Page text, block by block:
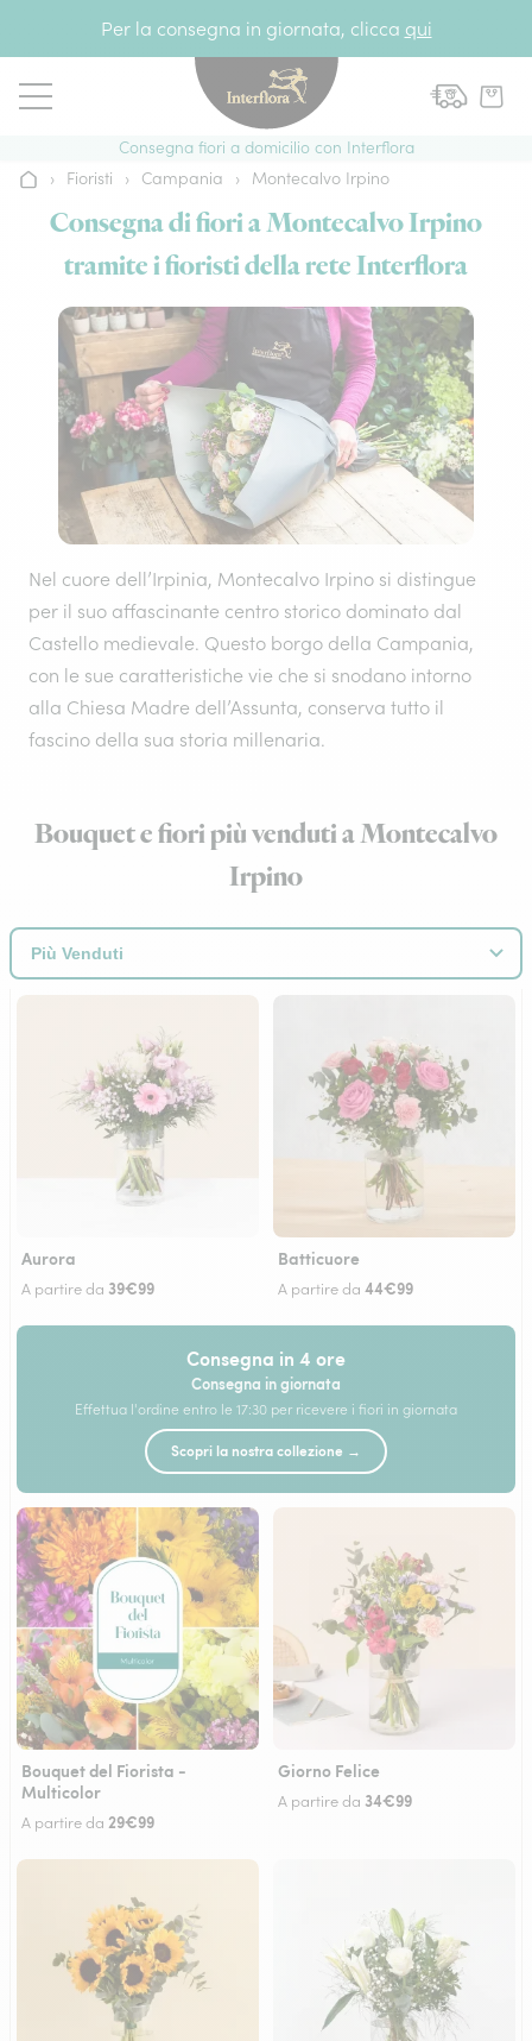
Per la consegna in giornata, clicca qui
Consegna fiori a domicilio con Interflora
Home› Fioristi › Campania › Montecalvo Irpino
Consegna di fiori a Montecalvo Irpino
tramite i fioristi della rete Interflora
Nel cuore dell’Irpinia, Montecalvo Irpino si distingue
per il suo affascinante centro storico dominato dal
Castello medievale. Questo borgo della Campania,
con le sue caratteristiche vie che si snodano intorno
alla Chiesa Madre dell’Assunta, conserva tutto il
fascino della sua storia millenaria.
Bouquet e fiori più venduti a Montecalvo
Irpino
Aurora
A partire da 39€99
Batticuore
A partire da 44€99
Consegna in 4 ore
Consegna in giornata
Effettua l'ordine entro le 17:30 per ricevere i fiori in giornata
Scopri la nostra collezione →
Bouquet del Fiorista -
Multicolor
A partire da 29€99
Giorno Felice
A partire da 34€99